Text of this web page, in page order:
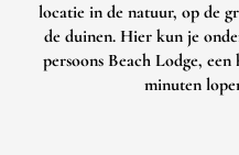
locatie in de natuur, op de
de duinen. Hier kun je
persoons Beach Lodge,
minuten